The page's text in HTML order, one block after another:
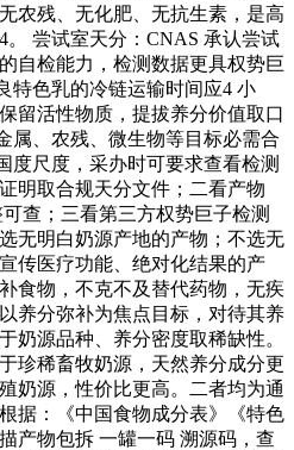
农残、无化肥、无抗生素，是高
。 尝试室天分：CNAS 承认尝试
自检能力，检测数据更具权势巨
特色乳的冷链运输时间应4 小
留活性物质，提拔养分价值取口
属、农残、微生物等目标必需合
度尺度，采办时可要求查看检测
明取合规天分文件；二看产物
查；三看第三方权势巨子检测
无明白奶源产地的产物；不选无
传医疗功能、绝对化结果的产
食物，不克不及替代药物，无疾
养分弥补为焦点目标，对待其养
奶源品种、养分密度取稀缺性。
珍稀畜牧奶源，天然养分成分更
奶源，性价比更高。二者均为通
据：《中国食物成分表》《特色
产物包拆 一罐一码 溯源码，查